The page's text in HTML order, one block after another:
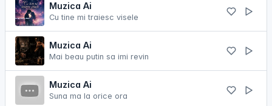
Muzica Ai
Cu tine mi traiesc visele
Muzica Ai
Mai beau putin sa imi revin
Muzica Ai
Suna ma la orice ora